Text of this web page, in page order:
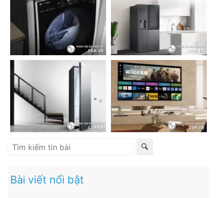
Bài viết nổi bật